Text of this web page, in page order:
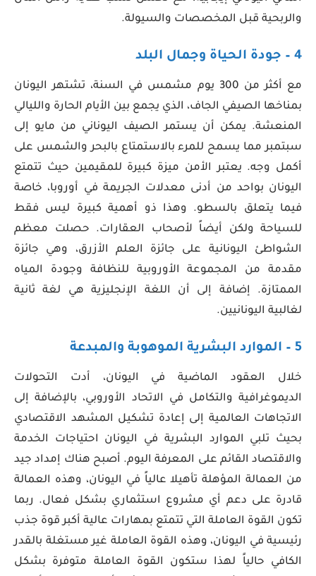
والربحية قبل المخصصات والسيولة.
4 – جودة الحياة وجمال البلد
مع أكثر من 300 يوم مشمس في السنة، تشتهر اليونان
بمناخها الصيفي الجاف، الذي يجمع بين الأيام الحارة والليالي
المنعشة. يمكن أن يستمر الصيف اليوناني من مايو إلى
سبتمبر مما يسمح للمرء بالاستمتاع بالبحر والشمس على
أكمل وجه. يعتبر الأمن ميزة كبيرة للمقيمين حيث تتمتع
اليونان بواحد من أدنى معدلات الجريمة في أوروبا، خاصة
فيما يتعلق بالسطو. وهذا ذو أهمية كبيرة ليس فقط
للسياحة ولكن أيضاً لأصحاب العقارات. حصلت معظم
الشواطئ اليونانية على جائزة العلم الأزرق، وهي جائزة
مقدمة من المجموعة الأوروبية للنظافة وجودة المياه
الممتازة. إضافة إلى أن اللغة الإنجليزية هي لغة ثانية
لغالبية اليونانيين.
5 – الموارد البشرية الموهوبة والمبدعة
خلال العقود الماضية في اليونان، أدت التحولات
الديموغرافية والتكامل في الاتحاد الأوروبي، بالإضافة إلى
الاتجاهات العالمية إلى إعادة تشكيل المشهد الاقتصادي
بحيث تلبي الموارد البشرية في اليونان احتياجات الخدمة
والاقتصاد القائم على المعرفة اليوم. أصبح هناك إمداد جيد
من العمالة المؤهلة تأهيلا عالياً في اليونان، وهذه العمالة
قادرة على دعم أي مشروع استثماري بشكل فعال. ربما
تكون القوة العاملة التي تتمتع بمهارات عالية أكبر قوة جذب
رئيسية في اليونان، وهذه القوة العاملة غير مستغلة بالقدر
الكافي حالياً لهذا ستكون القوة العاملة متوفرة بشكل